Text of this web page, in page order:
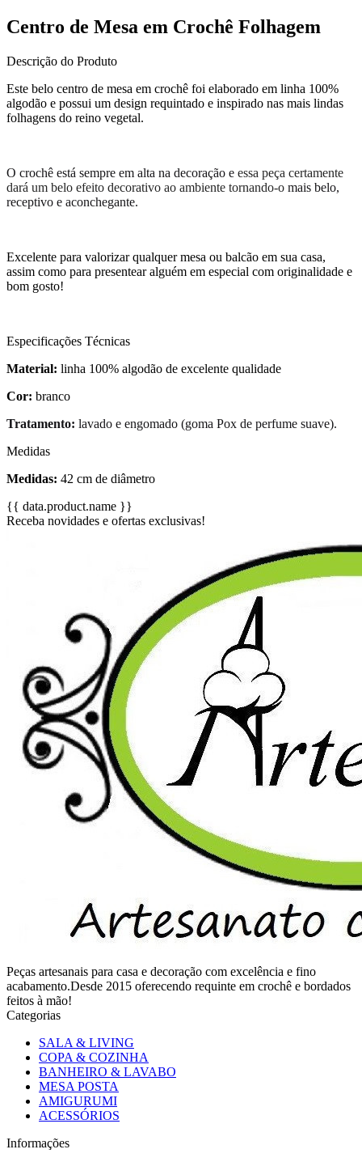
Centro de Mesa em Crochê Folhagem
Descrição do Produto
Este belo centro de mesa em crochê foi elaborado em linha 100%
algodão e possui um design requintado e inspirado nas mais lindas
folhagens do reino vegetal.
O crochê está sempre em alta na decoração e essa peça certamente
dará um belo efeito decorativo ao ambiente tornando-o mais belo,
receptivo e aconchegante.
Excelente para valorizar qualquer mesa ou balcão em sua casa,
assim como para presentear alguém em especial com originalidade e
bom gosto!
Especificações Técnicas
Material: linha 100% algodão de excelente qualidade
Cor: branco
Tratamento: lavado e engomado (goma Pox de perfume suave).
Medidas
Medidas: 42 cm de diâmetro
{{ data.product.name }}
Receba novidades e ofertas exclusivas!
Peças artesanais para casa e decoração com excelência e fino
acabamento.Desde 2015 oferecendo requinte em crochê e bordados
feitos à mão!
Categorias
SALA & LIVING
COPA & COZINHA
BANHEIRO & LAVABO
MESA POSTA
AMIGURUMI
ACESSÓRIOS
Informações